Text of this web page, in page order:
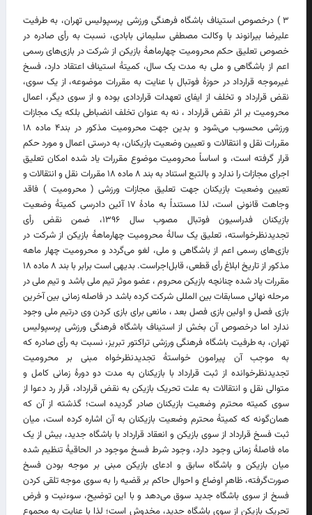
۳ ) درخصوص استیناف باشگاه فرهنگی ورزشی پرسپولیس تهران، به طرفیت
علیرضا بیرانوند با وکالت مصطفی سلیمانی بابادی، نسبت به رأی صادره در
خصوص تعلیق حکم محرومیت چهارماهۀ بازیکن از شرکت در بازی‌های رسمی
اعم از باشگاهی و ملی به مدت یک سال، کمیتۀ استیناف اعتقاد دارد، فسخ
غیرموجه قرارداد در حوزۀ فوتبال با عنایت به مقررات موضوعه، از یک سوی،
نقض قرارداد و تخلف از ایفای تعهدات قراردادی بوده و از سوی دیگر، اعمال
محرومیت بر اثر نقض قرارداد ، نه به عنوان تخلف انضباطی بلکه یک مجازات
ورزشی محسوب می‌شود و بدین جهت محرومیت مذکور در بند۴ ماده ۱۸
مقررات نقل ‌و‌ انتقالات و تعیین وضعیت بازیکنان، به درستی اعمال و مورد حکم
قرار گرفته است، و اساساً محرومیت موضوع مقررات یاد شده امکان تعلیق
اجرای مجازات را ندارد و بالتبع استناد به بند ۸ ماده ۱۸ مقررات نقل و انتقالات و
تعیین وضعیت بازیکنان جهت تعلیق مجازات ورزشی ( محرومیت ) فاقد
وجاهت قانونی است، لذا مستنداً به مادۀ ۱۷ آئین دادرسی کمیتۀ وضعیت
بازیکنان فدراسیون فوتبال مصوب سال ۱۳۹۶، ضمن نقض رأی
تجدیدنظرخواسته، تعلیق یک‌ سالۀ محرومیت چهارماهۀ بازیکن از شرکت در
بازی‌های رسمی اعم از باشگاهی و ملی، لغو می‌گردد و محرومیت چهار ماهه
مذکور از تاریخ ابلاغ رأی قطعی، قابل‌اجراست. بدیهی است برابر با بند ۸ ماده ۱۸
مقررات یاد شده چنانچه بازیکن محروم ، عضو موثر تیم ملی باشد و تیم ملی در
مرحله نهائی مسابقات بین المللی شرکت کرده باشد در فاصله زمانی بین آخرین
بازی فصل و اولین بازی فصل بعد ، مانعی برای بازی کردن وی درتیم ملی وجود
ندارد اما درخصوص آن بخش از استیناف باشگاه فرهنگی ورزشی پرسپولیس
تهران، به طرفیت باشگاه فرهنگی ورزشی تراکتور تبریز، نسبت به رأی صادره که
به موجب آن پیرامون خواستۀ تجدیدنظرخواه مبنی بر محرومیت
تجدیدنظرخوانده از ثبت قرارداد با بازیکنان به مدت دو دورۀ زمانی کامل و
متوالی نقل ‌و انتقالات به علت تحریک بازیکن به نقض قرارداد، قرار رد دعوا از
سوی کمیته محترم وضعیت بازیکنان صادر گردیده است؛ گذشته از آن که
همان‌گونه که کمیتۀ محترم وضعیت بازیکنان به آن اشاره کرده است، میان
ثبت فسخ قرارداد از سوی بازیکن و انعقاد قرارداد با باشگاه جدید، بیش از یک
ماه فاصلۀ زمانی وجود دارد، وجود شرط فسخ موجود در الحاقیۀ تنظیم ‌شده
میان بازیکن و باشگاه سابق و ادعای بازیکن مبنی بر موجه‌ بودن فسخ
صورت‌گرفته، ظاهرِ اوضاع و احوال حاکم بر قضیه را به سوی موجه تلقی‌ کردن
فسخ از سوی باشگاه جدید سوق می‌دهد و با این توضیح، سوءنیت و فرض
تحریک بازیکن از سوی باشگاه جدید، مخدوش است؛ لذا با عنایت به مجموع